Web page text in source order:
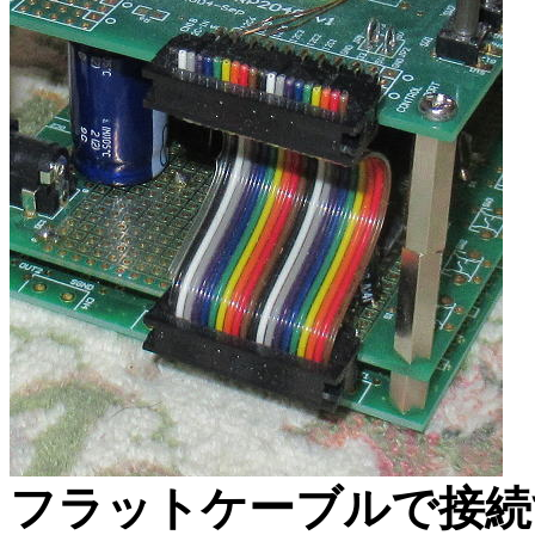
フラットケーブルで接